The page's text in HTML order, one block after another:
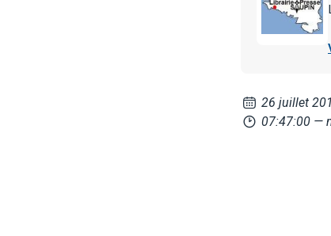
26 juillet
07:47:00 —